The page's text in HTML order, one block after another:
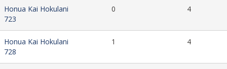
Honua Kai Hokulani
723
0 4
Honua Kai Hokulani
728
1 4